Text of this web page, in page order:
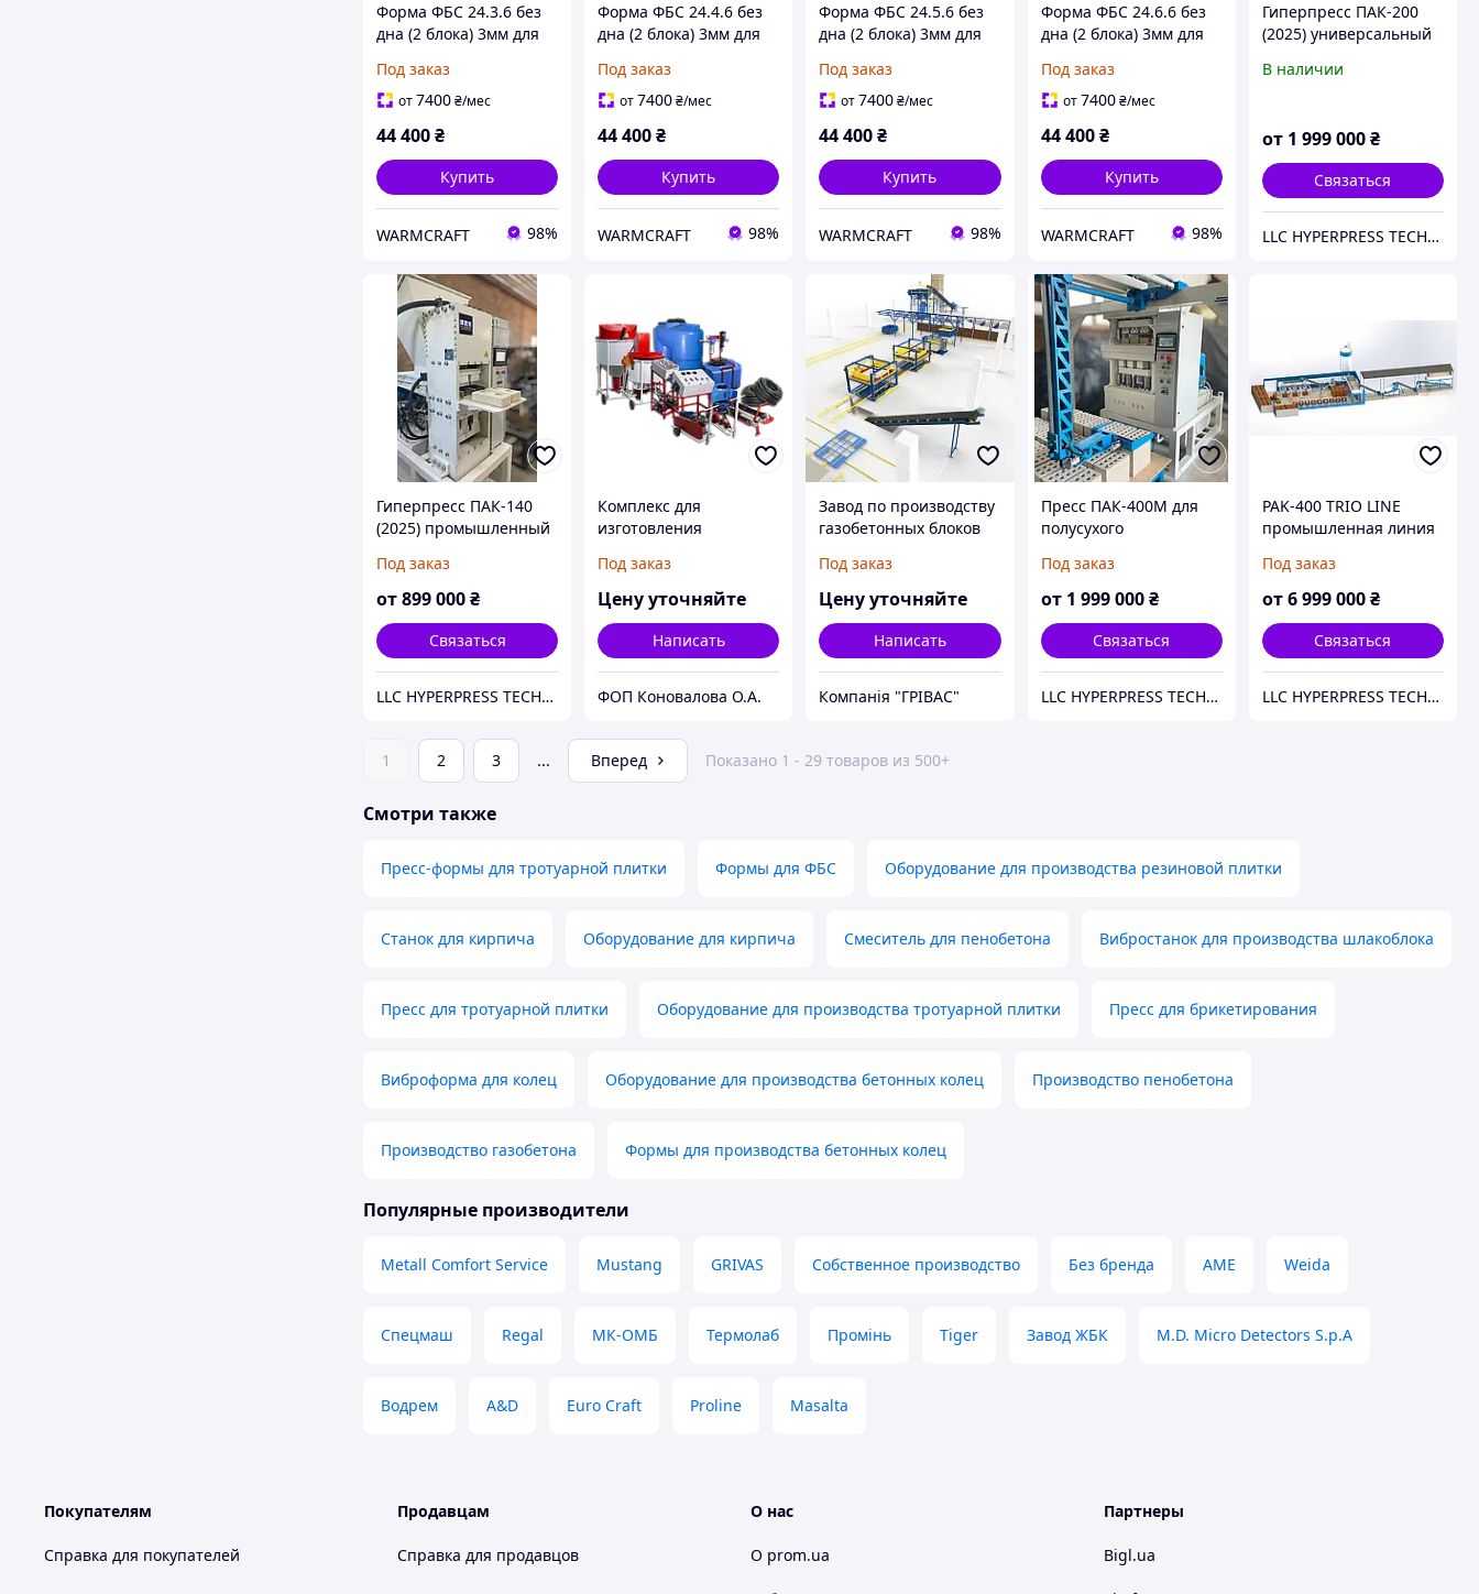
Форма ФБС 24.3.6 без
дна (2 блока) 3мм для
фундаментных блоков
Под заказ
от7400₴/мес
44 400₴
Купить
WARMCRAFT 98%
Форма ФБС 24.4.6 без
дна (2 блока) 3мм для
фундаментных блоков
Под заказ
от7400₴/мес
44 400₴
Купить
WARMCRAFT 98%
Форма ФБС 24.5.6 без
дна (2 блока) 3мм для
фундаментных блоков
Под заказ
от7400₴/мес
44 400₴
Купить
WARMCRAFT 98%
Форма ФБС 24.6.6 без
дна (2 блока) 3мм для
фундаментных блоков
Под заказ
от7400 ₴/мес
44 400 ₴
Купить
WARMCRAFT 98%
Гиперпресс ПАК-200
(2025) универсальный
для кирпича и плитки
В наличии
от 1 999 000₴
Связаться
LLC HYPERPRESS TECHNOLOGIES
Гиперпресс ПАК-140
(2025) промышленный
производства кирпича
и тротуарной плитки
Под заказ
от899 000₴
Связаться
LLC HYPERPRESS TECHNOLOGIES
Комплекс для
изготовления
10
Под заказ
Цену уточняйте
Написать
ФОП Коновалова О.А.
Завод по производству
газобетонных блоков
Под заказ
Цену уточняйте
Написать
Компанія "ГРІВАС"
Пресс ПАК-400М для
полусухого
Под заказ
от 1 999 000 ₴
Связаться
LLC HYPERPRESS TECHNOLOGIES
PAK-400 TRIO LINE
промышленная линия
строительных
материалов на базе
Под заказ
от6 999 000₴
Связаться
LLC HYPERPRESS TECHNOLOGIES
1 2 3 ... Вперед Показано 1 - 29 товаров из 500+
Смотри также
Пресс-формы для тротуарной плитки Формы для ФБС Оборудование для производства резиновой плитки
Станок для кирпича Оборудование для кирпича Смеситель для пенобетона Вибростанок для производства шлакоблока
Пресс для тротуарной плитки Оборудование для производства тротуарной плитки Пресс для брикетирования
Виброформа для колец Оборудование для производства бетонных колец Производство пенобетона
Производство газобетона Формы для производства бетонных колец
Популярные производители
Metall Comfort Service Mustang GRIVAS Собственное производство Без бренда AME Weida
Спецмаш Regal МК-ОМБ Термолаб Промінь Tiger Завод ЖБК M.D. Micro Detectors S.p.A
Водрем A&D Euro Craft Proline Masalta
Покупателям
Справка для покупателей
Продавцам
Справка для продавцов
О нас
О prom.ua
Партнеры
Bigl.ua